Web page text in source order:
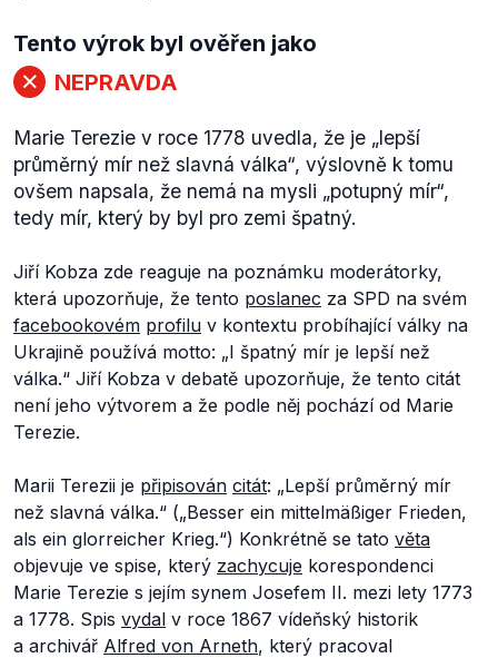
Tento výrok byl ověřen jako
NEPRAVDA
Marie Terezie v roce 1778 uvedla, že je „lepší
průměrný mír než slavná válka“, výslovně k tomu
ovšem napsala, že nemá na mysli „potupný mír“,
tedy mír, který by byl pro zemi špatný.
Jiří Kobza zde reaguje na poznámku moderátorky,
která upozorňuje, že tento poslanec za SPD na svém
facebookovém profilu v kontextu probíhající války na
Ukrajině používá motto: „I špatný mír je lepší než
válka.“ Jiří Kobza v debatě upozorňuje, že tento citát
není jeho výtvorem a že podle něj pochází od Marie
Terezie.
Marii Terezii je připisován citát: „Lepší průměrný mír
než slavná válka.“ („Besser ein mittelmäßiger Frieden,
als ein glorreicher Krieg.“) Konkrétně se tato věta
objevuje ve spise, který zachycuje korespondenci
Marie Terezie s jejím synem Josefem II. mezi lety 1773
a 1778. Spis vydal v roce 1867 vídeňský historik
a archivář Alfred von Arneth, který pracoval